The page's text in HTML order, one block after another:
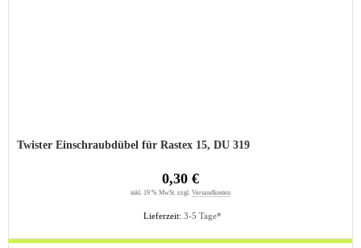
Twister Einschraubdübel für Rastex 15, DU 319
Lieferzeit: 3-5 Tage*
0,30 €
inkl. 19 % MwSt. zzgl. Versandkosten